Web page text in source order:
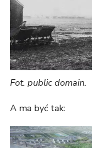
Fot. public domain.
A ma być tak: